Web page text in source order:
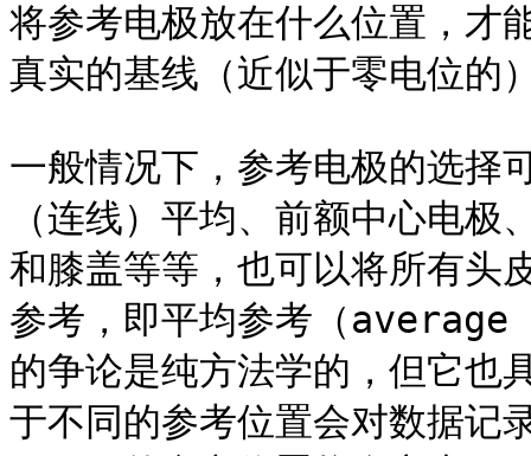
将参考电极放在什么位置，才
真实的基线（近似于零电位的
一般情况下，参考电极的选择
（连线）平均、前额中心电
和膝盖等等，也可以将所有头
参考，即平均参考（
的争论是纯方法学的，但它也
于不同的参考位置会对数据记